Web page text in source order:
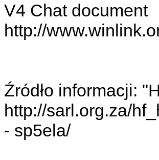
V4 Chat document
http://
Źródło informacji:
http://sarl.org.za/
- sp5ela/